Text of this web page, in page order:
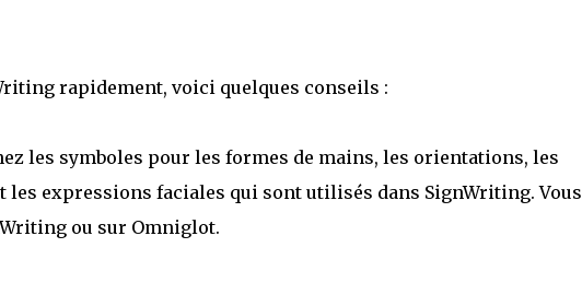
rapidement, voici quelques conseils :
les symboles pour les formes de mains, les orientations, les
les expressions faciales qui sont utilisés dans SignWriting. Vous
ou sur Omniglot.